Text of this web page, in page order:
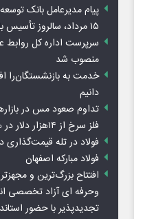
پیام مدیرعامل بانک
۱۵ مرداد، سالروز تأسیس بانک
سرپرست اداره کل روابط
منصوب شد
خدمت به بازنشستگان‌را
دانیم
تداوم صعود مس در
فلز سرخ از ۱۴هزار دلار در هر تن عبور کرد
فولاد در تله
فولاد مبارکه اصفهان
افتتاح بزرگ‌ترین و
وحرفه ای آزاد تخصصی
تجدیدپذیر با حضور